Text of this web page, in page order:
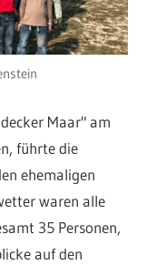
Maar" am
führte die
ehemaligen
waren alle
35 Personen,
auf den